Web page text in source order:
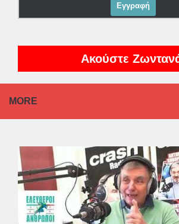
Ακούστε
MORE